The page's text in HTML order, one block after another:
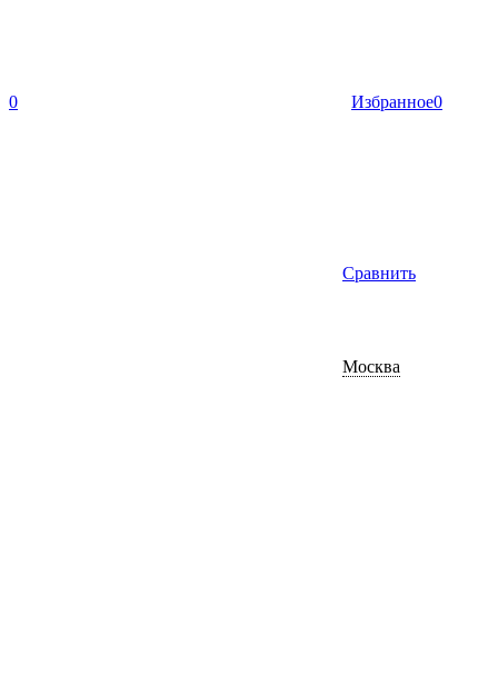
0 Избранное0
Сравнить
Москва